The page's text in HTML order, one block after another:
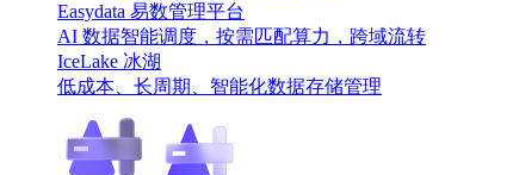
Easydata 易数管理平台
AI 数据智能调度，按需匹配算力，跨域流转
IceLake 冰湖
低成本、长周期、智能化数据存储管理